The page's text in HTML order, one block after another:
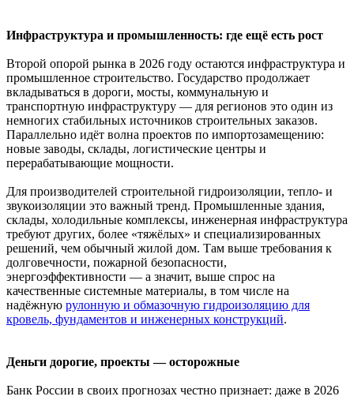
Инфраструктура и промышленность: где ещё есть рост
Второй опорой рынка в 2026 году остаются инфраструктура и
промышленное строительство. Государство продолжает
вкладываться в дороги, мосты, коммунальную и
транспортную инфраструктуру — для регионов это один из
немногих стабильных источников строительных заказов.
Параллельно идёт волна проектов по импортозамещению:
новые заводы, склады, логистические центры и
перерабатывающие мощности.
Для производителей строительной гидроизоляции, тепло- и
звукоизоляции это важный тренд. Промышленные здания,
склады, холодильные комплексы, инженерная инфраструктура
требуют других, более «тяжёлых» и специализированных
решений, чем обычный жилой дом. Там выше требования к
долговечности, пожарной безопасности,
энергоэффективности — а значит, выше спрос на
качественные системные материалы, в том числе на
надёжную рулонную и обмазочную гидроизоляцию для
кровель, фундаментов и инженерных конструкций.
Деньги дорогие, проекты — осторожные
Банк России в своих прогнозах честно признает: даже в 2026